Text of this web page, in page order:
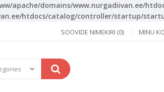
apache/domains/www.nurgadiivan.ee/
htdocs/catalog/controller/startup/
SOOVIDE NIMEKIRI (0) MINU